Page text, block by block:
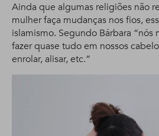
Ainda que algumas religiões não
mulher faça mudanças nos fios,
islamismo. Segundo Bárbara
fazer quase tudo em nossos
enrolar, alisar, etc.”